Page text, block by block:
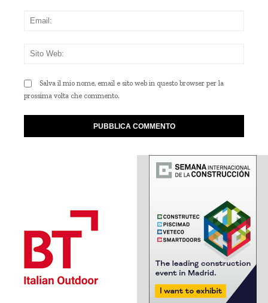
Salva il mio nome, email e sito web in questo browser per la
prossima volta che commento.